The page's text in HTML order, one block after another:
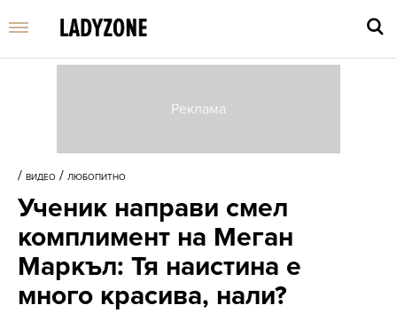
/ ВИДЕО / ЛЮБОПИТНО
Ученик направи смел
комплимент на Меган
Маркъл: Тя наистина е
много красива, нали?